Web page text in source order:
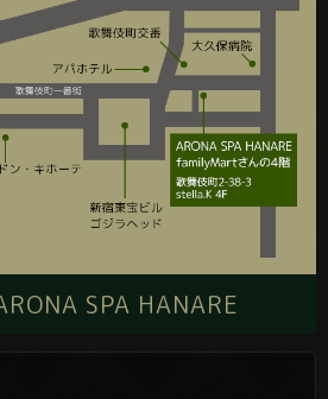
SPA HANARE